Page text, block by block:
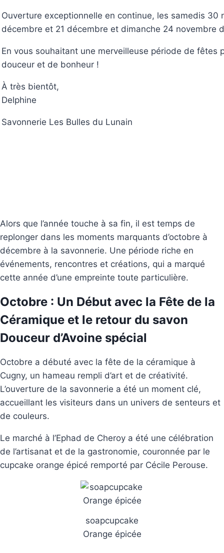
Ouverture exceptionnelle en continue, les samedis 30
décembre et 21 décembre et dimanche 24 novembre
En vous souhaitant une merveilleuse période de fêtes
douceur et de bonheur !
À très bientôt,
Delphine
Savonnerie Les Bulles du Lunain
Alors que l’année touche à sa fin, il est temps de
replonger dans les moments marquants d’octobre à
décembre à la savonnerie. Une période riche en
événements, rencontres et créations, qui a marqué
cette année d’une empreinte toute particulière.
Octobre : Un Début avec la Fête de la
Céramique et le retour du savon
Douceur d’Avoine spécial
Octobre a débuté avec la fête de la céramique à
Cugny, un hameau rempli d’art et de créativité.
L’ouverture de la savonnerie a été un moment clé,
accueillant les visiteurs dans un univers de senteurs et
de couleurs.
Le marché à l’Ephad de Cheroy a été une célébration
de l’artisanat et de la gastronomie, couronnée par le
cupcake orange épicé remporté par Cécile Perouse.
soapcupcake
Orange épicée